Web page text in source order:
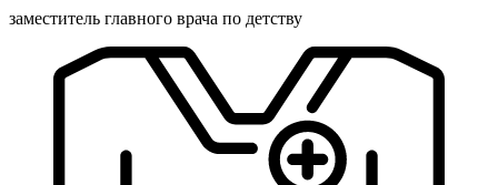
заместитель главного врача по детству